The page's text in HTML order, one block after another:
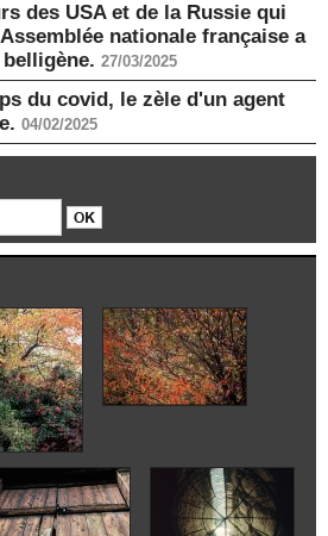
des USA et de la Russie qui
nationale française a
27/03/2025
du covid, le zèle d'un agent
04/02/2025